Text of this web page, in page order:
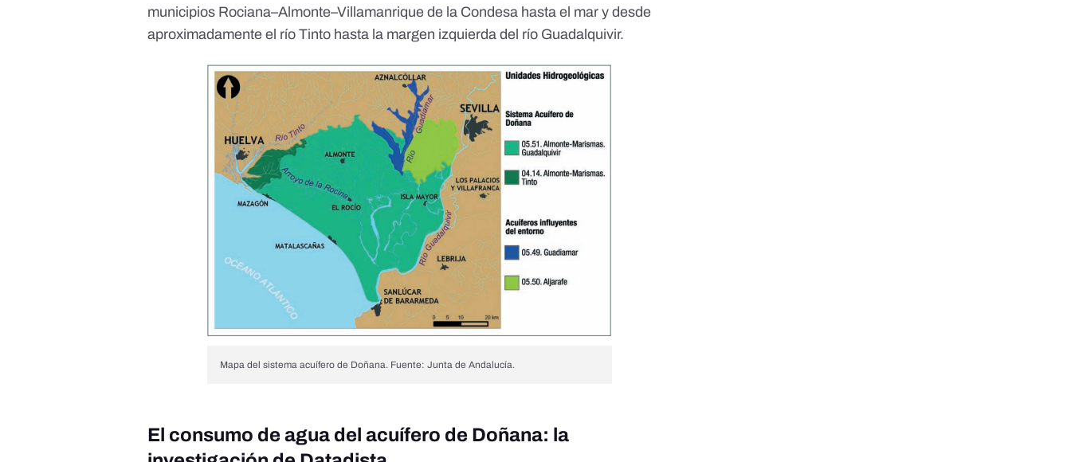
municipios Rociana–Almonte–Villamanrique de la Condesa hasta el mar y desde
aproximadamente el río Tinto hasta la margen izquierda del río Guadalquivir.
Mapa del sistema acuífero de Doñana. Fuente: Junta de Andalucía.
El consumo de agua del acuífero de Doñana: la